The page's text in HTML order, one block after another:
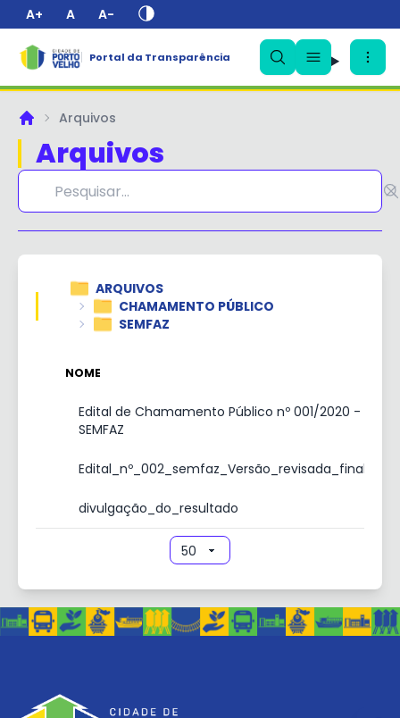
A+ A A-
Portal da Transparência
PrincipalArquivos
Arquivos
ARQUIVOS
CHAMAMENTO PÚBLICO
SEMFAZ
NOME
Edital de Chamamento Público nº 001/2020 -
SEMFAZ
Edital_nº_002_semfaz_Versão_revisada_final
divulgação_do_resultado
✕